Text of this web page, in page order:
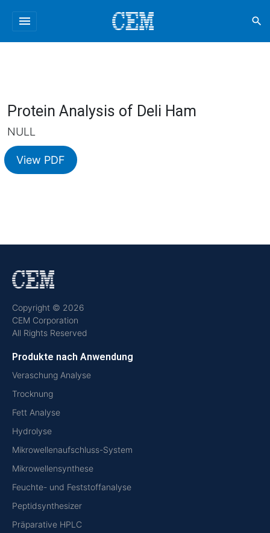
menu search
Protein Analysis of Deli Ham
NULL
View PDF
Copyright © 2026
CEM Corporation
All Rights Reserved
Produkte nach Anwendung
Veraschung Analyse
Trocknung
Fett Analyse
Hydrolyse
Mikrowellenaufschluss-System
Mikrowellensynthese
Feuchte- und Feststoffanalyse
Peptidsynthesizer
Präparative HPLC